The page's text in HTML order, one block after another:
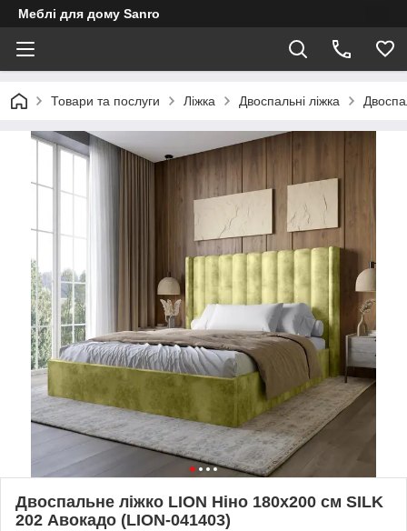
Меблі для дому Sanro
Товари та послуги Ліжка Двоспальні ліжка
Двоспальне ліжко LION Ніно 180x200 см SILK
202 Авокадо (LION-041403)